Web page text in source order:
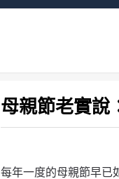
母親節老實說：
母親節老實說
每年一度的母親節早已